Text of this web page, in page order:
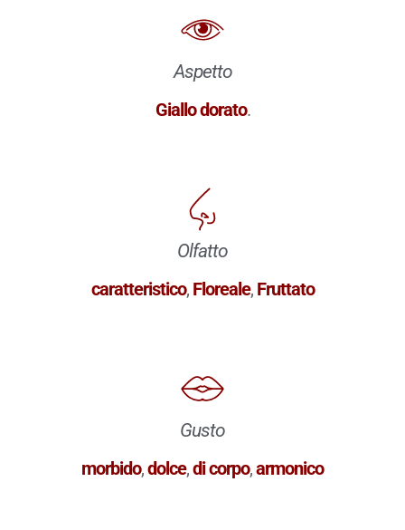
Aspetto
Giallo dorato.
Olfatto
caratteristico, Floreale, Fruttato
Gusto
morbido,dolce,di corpo,armonico